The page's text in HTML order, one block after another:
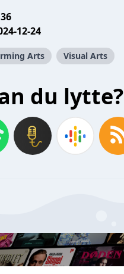
36
12-24
Arts Visual Arts
du lytte?